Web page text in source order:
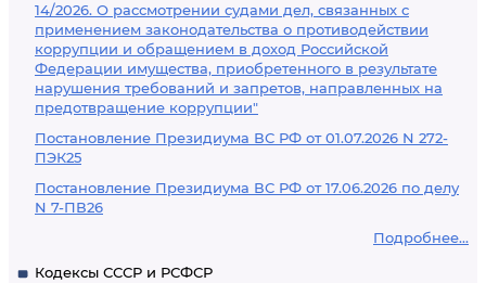
14/2026. О рассмотрении судами дел, связанных с
применением законодательства о противодействии
коррупции и обращением в доход Российской
Федерации имущества, приобретенного в результате
нарушения требований и запретов, направленных на
предотвращение коррупции"
Постановление Президиума ВС РФ от 01.07.2026 N 272-
ПЭК25
Постановление Президиума ВС РФ от 17.06.2026 по делу
N 7-ПВ26
Подробнее...
Кодексы СССР и РСФСР